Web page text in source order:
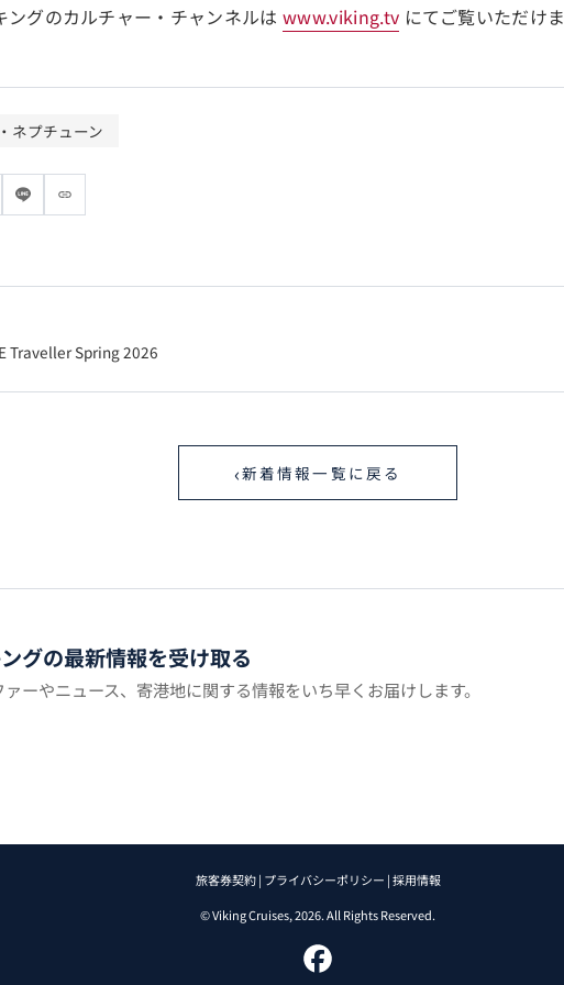
ングのカルチャー・チャンネルはwww.viking.tv にてご覧いただけ
ネプチューン
Traveller Spring 2026
‹新着情報一覧に戻る
グの最新情報を受け取る
ーやニュース、寄港地に関する情報をいち早くお届けします。
旅客券契約 | プライバシーポリシー |採用情報
© Viking Cruises, 2026. All Rights Reserved.